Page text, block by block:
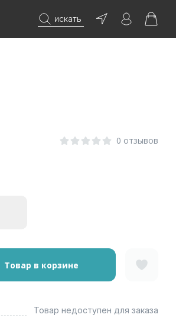
искать
0 отзывов
Товар в корзине
Товар недоступен для заказа